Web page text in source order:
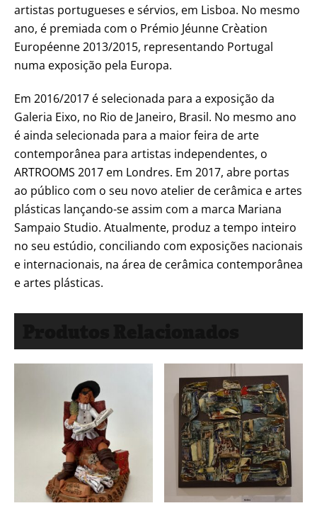
artistas portugueses e sérvios, em Lisboa. No mesmo
ano, é premiada com o Prémio Jéunne Crèation
Européenne 2013/2015, representando Portugal
numa exposição pela Europa.
Em 2016/2017 é selecionada para a exposição da
Galeria Eixo, no Rio de Janeiro, Brasil. No mesmo ano
é ainda selecionada para a maior feira de arte
contemporânea para artistas independentes, o
ARTROOMS 2017 em Londres. Em 2017, abre portas
ao público com o seu novo atelier de cerâmica e artes
plásticas lançando-se assim com a marca Mariana
Sampaio Studio. Atualmente, produz a tempo inteiro
no seu estúdio, conciliando com exposições nacionais
e internacionais, na área de cerâmica contemporânea
e artes plásticas.